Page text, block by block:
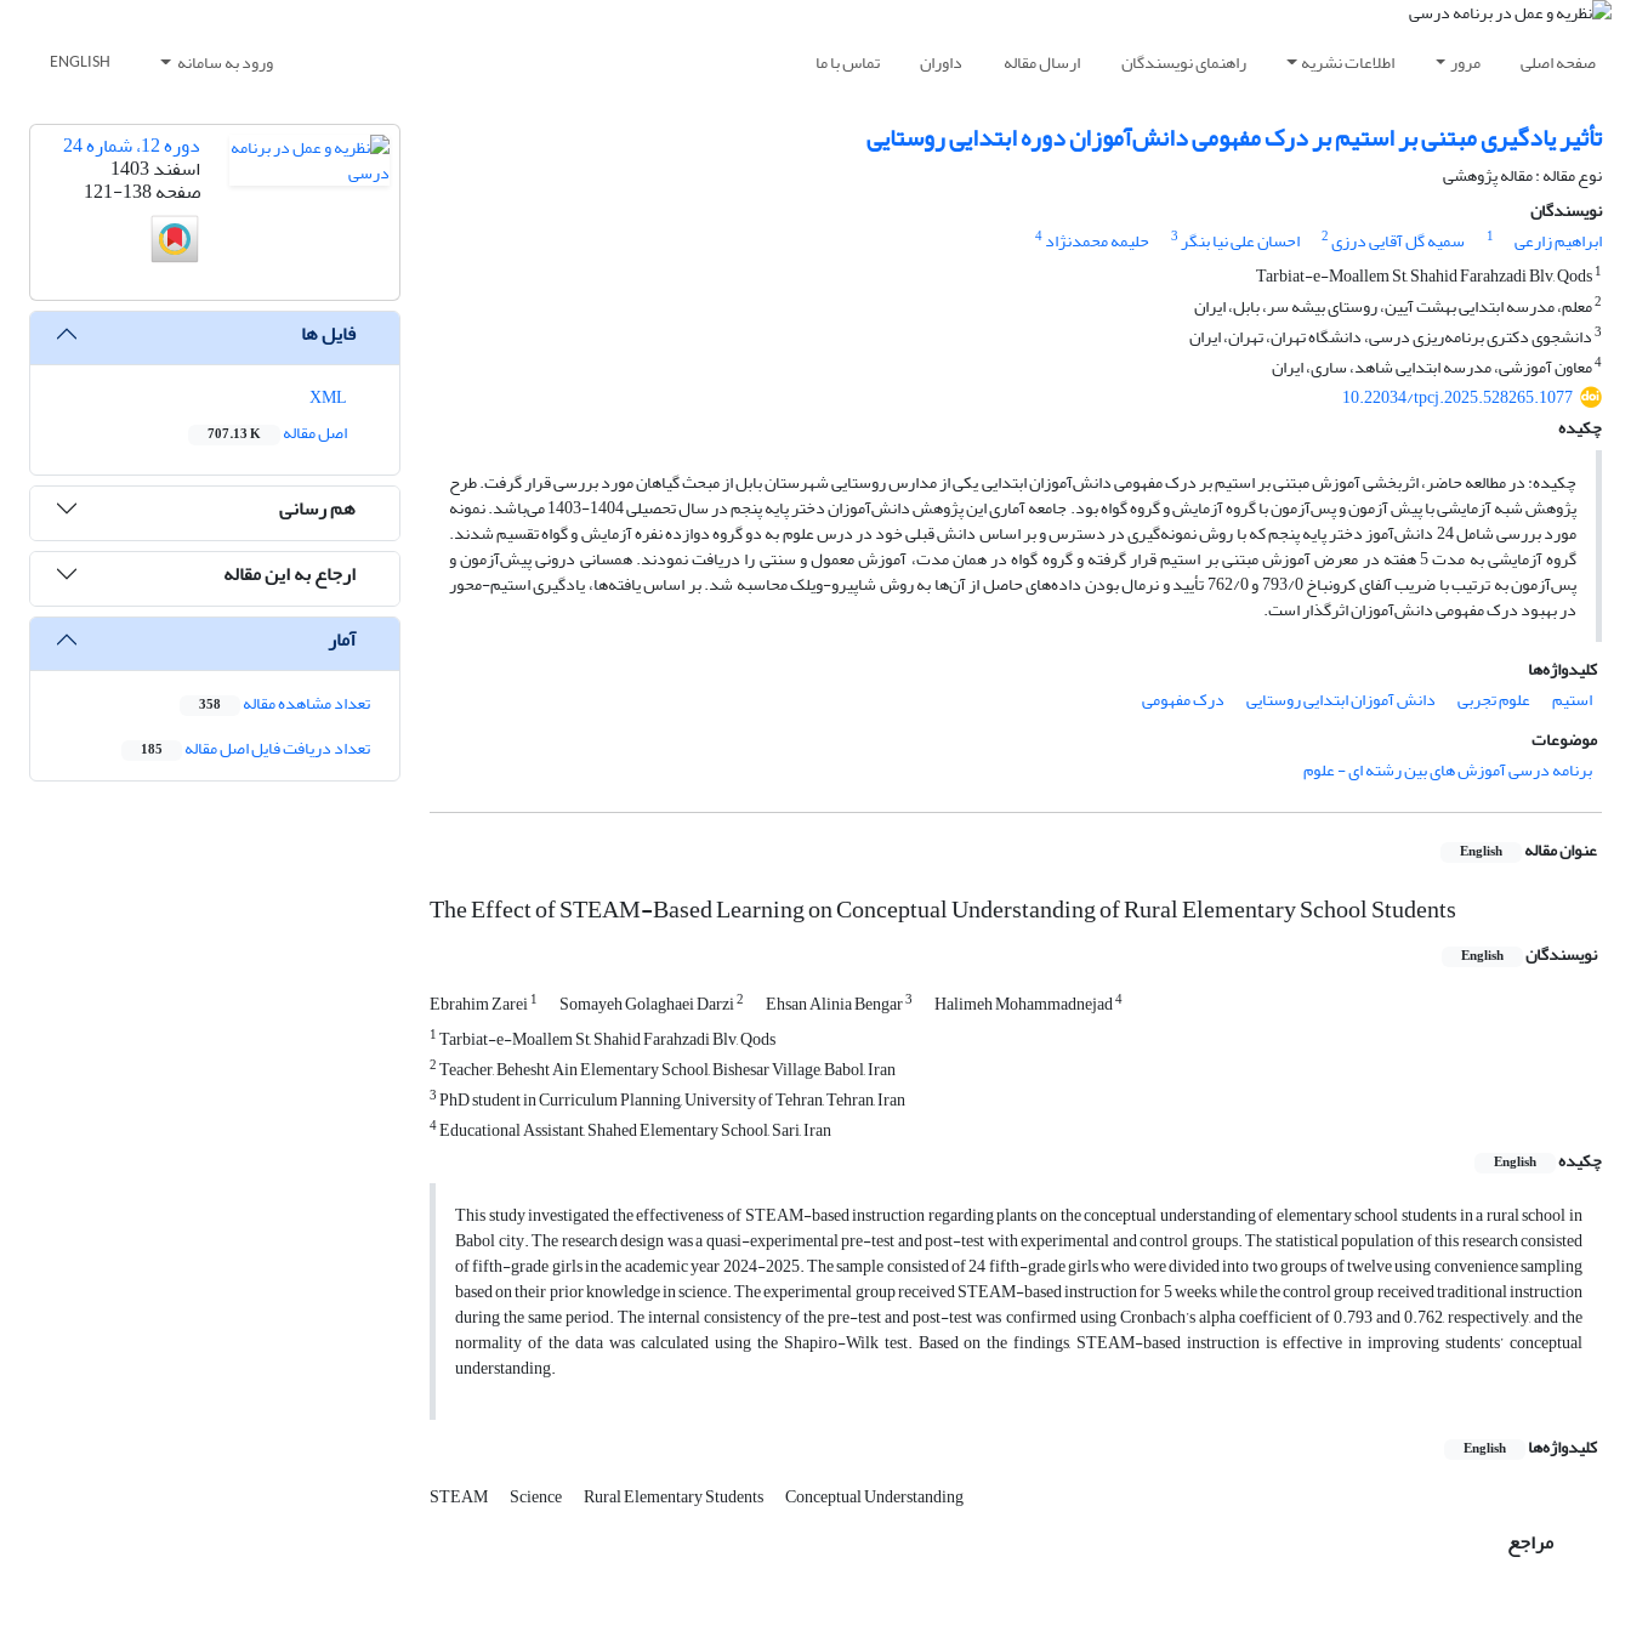
صفحه اصلی مرور اطلاعات نشریه راهنمای نویسندگان ارسال مقاله داوران تماس با ما ورود به سامانه ENGLISH
تأثیر یادگیری مبتنی بر استیم بر درک مفهومی دانش‌آموزان دوره ابتدایی روستایی
نوع مقاله : مقاله پژوهشی
نویسندگان
ابراهیم زارعی
1 سمیه گل آقایی درزی2 احسان علی نیا بنگر3 حلیمه محمدنژاد4
1
2معلم، مدرسه ابتدایی بهشت آیین، روستای بیشه‌ سر، بابل، ایران
3دانشجوی دکتری برنامه‌ریزی درسی، دانشگاه تهران، تهران، ایران
4معاون آموزشی، مدرسه ابتدایی شاهد، ساری، ایران
10.22034/tpcj.2025.528265.1077
چکیده
چکیده: در مطالعه حاضر، اثربخشی آموزش مبتنی بر استیم بر درک مفهومی دانش‌آموزان ابتدایی یکی از مدارس روستایی شهرستان بابل از مبحث گیاهان مورد بررسی قرار گرفت. طرح
پژوهش شبه آزمایشی با پیش آزمون و پس‌آزمون با گروه آزمایش و گروه گواه بود. جامعه آماری این پژوهش دانش‌آموزان دختر پایه پنجم در سال تحصیلی 1404-1403 می‌باشد. نمونه
مورد بررسی شامل 24 دانش‌آموز دختر پایه پنجم که با روش نمونه‌گیری در دسترس و بر اساس دانش قبلی خود در درس علوم به دو گروه دوازده نفره آزمایش و گواه تقسیم شدند.
گروه آزمایشی به مدت 5 هفته در معرض آموزش مبتنی بر استیم قرار گرفته و گروه گواه در همان مدت، آموزش معمول و سنتی را دریافت نمودند. همسانی درونی پیش‌آزمون و
پس‌آزمون به ترتیب با ضریب آلفای کرونباخ 793/0 و 762/0 تأیید و نرمال بودن داده‌های حاصل از آن‌ها به روش شاپیرو-ویلک محاسبه شد. بر اساس یافته‌ها، یادگیری استیم-محور
در بهبود درک مفهومی دانش‌آموزان اثرگذار است.
کلیدواژه‌ها
استیم
علوم تجربی دانش آموزان ابتدایی روستایی
درک مفهومی
موضوعات
برنامه درسی آموزش های بین رشته ای - علوم
عنوان مقاله English
The Effect of STEAM-Based Learning on Conceptual Understanding of Rural Elementary School Students
نویسندگان English
Ebrahim Zarei1 Somayeh Golaghaei Darzi2 Ehsan Alinia Bengar3 Halimeh Mohammadnejad4
1Tarbiat-e-Moallem St, Shahid Farahzadi Blv, Qods
2Teacher, Behesht Ain Elementary School, Bishesar Village, Babol, Iran
3PhD student in Curriculum Planning, University of Tehran, Tehran, Iran
4Educational Assistant, Shahed Elementary School, Sari, Iran
چکیده
English
This study investigated the effectiveness of STEAM-based instruction regarding plants on the conceptual understanding of elementary school students in a rural school in
Babol city. The research design was a quasi-experimental pre-test and post-test with experimental and control groups. The statistical population of this research consisted
of fifth-grade girls in the academic year 2024-2025. The sample consisted of 24 fifth-grade girls who were divided into two groups of twelve using convenience sampling
based on their prior knowledge in science. The experimental group received STEAM-based instruction for 5 weeks, while the control group received traditional instruction
during the same period. The internal consistency of the pre-test and post-test was confirmed using Cronbach’s alpha coefficient of 0.793 and 0.762, respectively, and the
normality of the data was calculated using the Shapiro-Wilk test. Based on the findings, STEAM-based instruction is effective in improving students’ conceptual
understanding.
کلیدواژه‌ها English
STEAM Science Rural Elementary Students Conceptual Understanding
مراجع
دوره 12، شماره 24
اسفند 1403
صفحه121-138
فایل ها
اصل مقاله
707.13 K
هم رسانی
ارجاع به این مقاله
آمار
تعداد مشاهده مقاله 358
تعداد دریافت فایل اصل مقاله 185